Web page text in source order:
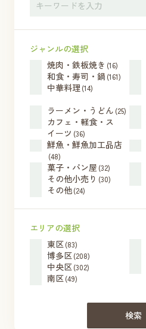
ジャンルの選択
焼肉・鉄板焼き (16)
和食・寿司・鍋 (161)
中華料理 (14)
ラーメン・うどん (25)
カフェ・軽食・ス
イーツ (36)
鮮魚・鮮魚加工品店
(48)
菓子・パン屋 (32)
その他小売り (30)
その他(24)
エリアの選択
東区(83)
博多区(208)
中央区(302)
南区(49)
検索